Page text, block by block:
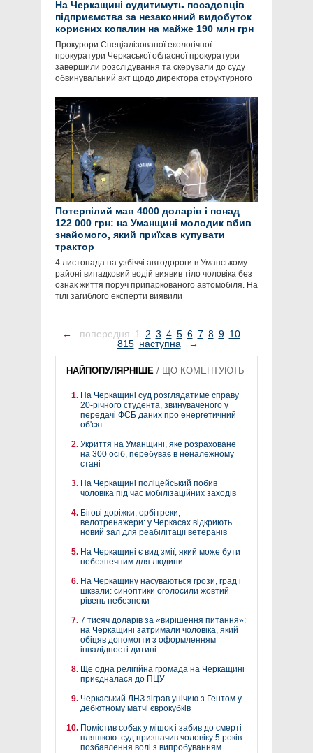
На Черкащині судитимуть посадовців
підприємства за незаконний видобуток
корисних копалин на майже 190 млн грн
Прокурори Спеціалізованої екологічної
прокуратури Черкаської обласної прокуратури
завершили розслідування та скерували до суду
обвинувальний акт щодо директора структурного
Потерпілий мав 4000 доларів і понад
122 000 грн: на Уманщині молодик вбив
знайомого, який приїхав купувати
трактор
4 листопада на узбіччі автодороги в Уманському
районі випадковий водій виявив тіло чоловіка без
ознак життя поруч припаркованого автомобіля. На
тілі загиблого експерти виявили
← попередня 1 2 3 4 5 6 7 8 9 10 ...
815 наступна →
НАЙПОПУЛЯРНІШЕ / ЩО КОМЕНТУЮТЬ
На Черкащині суд розглядатиме справу
20-річного студента, звинуваченого у
передачі ФСБ даних про енергетичний
об'єкт.
Укриття на Уманщині, яке розраховане
на 300 осіб, перебуває в неналежному
стані
На Черкащині поліцейський побив
чоловіка під час мобілізаційних заходів
Бігові доріжки, орбітреки,
велотренажери: у Черкасах відкриють
новий зал для реабілітації ветеранів
На Черкащині є вид змії, який може бути
небезпечним для людини
На Черкащину насуваються грози, град і
шквали: синоптики оголосили жовтий
рівень небезпеки
7 тисяч доларів за «вирішення питання»:
на Черкащині затримали чоловіка, який
обіцяв допомогти з оформленням
інвалідності дитині
Ще одна релігійна громада на Черкащині
приєдналася до ПЦУ
Черкаський ЛНЗ зіграв унічию з Гентом у
дебютному матчі єврокубків
Помістив собак у мішок і забив до смерті
пляшкою: суд призначив чоловіку 5 років
позбавлення волі з випробуванням